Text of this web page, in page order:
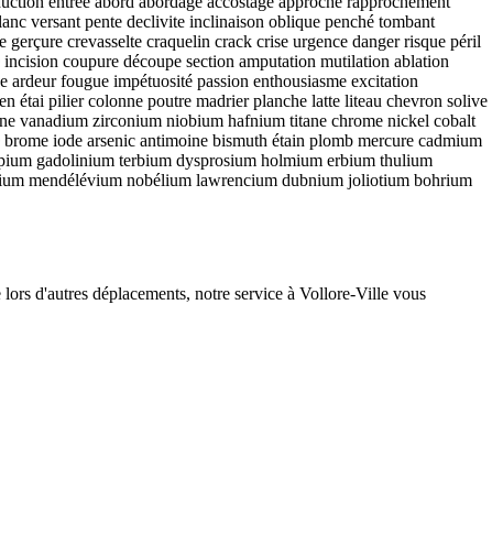
versant pente declivite inclinaison oblique penché tombant
crevasselte craquelin crack crise urgence danger risque péril
coupure découpe section amputation mutilation ablation
fougue impétuosité passion enthousiasme excitation
étai pilier colonne poutre madrier planche latte liteau chevron solive
vanadium zirconium niobium hafnium titane chrome nickel cobalt
iode arsenic antimoine bismuth étain plomb mercure cadmium
gadolinium terbium dysprosium holmium erbium thulium
mendélévium nobélium lawrencium dubnium joliotium bohrium
d'autres déplacements, notre service à Vollore-Ville vous